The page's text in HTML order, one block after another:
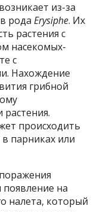
из-за
родаErysiphe. Их
растения с
насекомых-
с
Нахождение
грибной
происходить
парниках или
появление на
налета, который